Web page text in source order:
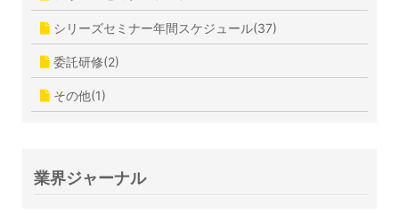
シリーズセミナー年間スケジュール(37)
委託研修(2)
その他(1)
業界ジャーナル